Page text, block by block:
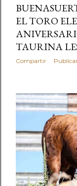
EL TORO
TAURINA
Compartir